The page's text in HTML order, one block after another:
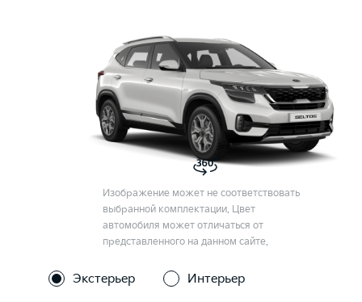
Изображение может не соответствовать
выбранной комплектации. Цвет
автомобиля может отличаться от
представленного на данном сайте.
Экстерьер Интерьер